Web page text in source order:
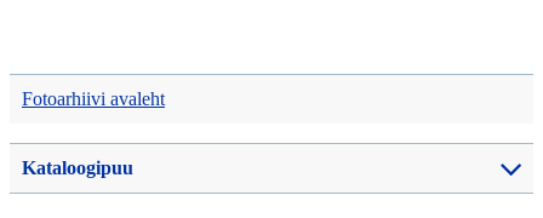
Fotoarhiivi avaleht
Kataloogipuu